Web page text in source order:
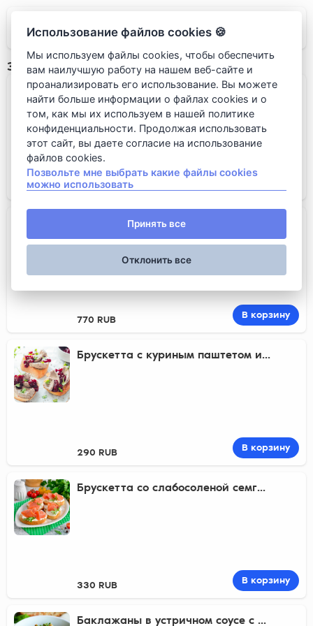
GRUT
Закуски
Брускетта с авокадо и вялеными...
200 RUB
Тар тар из тунца
770 RUB В корзину
Брускетта с куриным паштетом и...
290 RUB В корзину
Брускетта со слабосоленой семг...
330 RUB В корзину
Баклажаны в устричном соусе с ...
Использование файлов cookies 🍪
Мы используем файлы cookies, чтобы обеспечить
вам наилучшую работу на нашем веб-сайте и
проанализировать его использование. Вы можете
найти больше информации о файлах cookies и о
том, как мы их используем в нашей политике
конфиденциальности. Продолжая использовать
этот сайт, вы даете согласие на использование
файлов cookies.
Позвольте мне выбрать какие файлы cookies
можно использовать
Принять все
Отклонить все